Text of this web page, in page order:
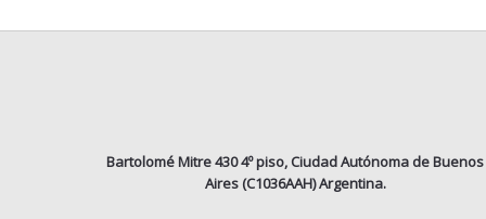
Bartolomé Mitre 430 4º piso, Ciudad Autónoma de Buenos
Aires (C1036AAH) Argentina.